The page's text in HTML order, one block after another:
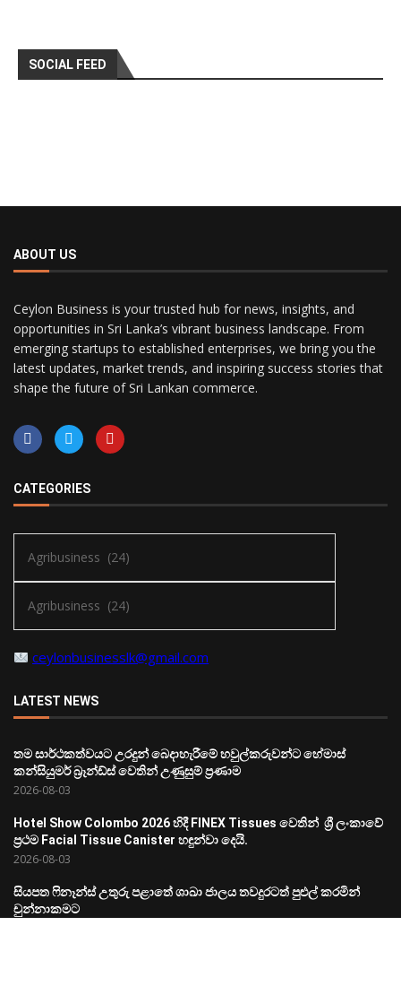
SOCIAL FEED
ABOUT US
Ceylon Business is your trusted hub for news, insights, and
opportunities in Sri Lanka’s vibrant business landscape. From
emerging startups to established enterprises, we bring you the
latest updates, market trends, and inspiring success stories that
shape the future of Sri Lankan commerce.
CATEGORIES
ceylonbusinesslk@gmail.com
LATEST NEWS
තම සාර්ථකත්වයට උරදුන් බෙදාහැරීමේ හවුල්කරුවන්ට හේමාස්
කන්සියුමර් බ්‍රෑන්ඩ්ස් වෙතින් උණුසුම් ප්‍රණාම
2026-08-03
Hotel Show Colombo 2026 හිදී FINEX Tissues වෙතින් ශ්‍රී ලංකාවේ
ප්‍රථම Facial Tissue Canister හඳුන්වා දෙයි.
2026-08-03
සියපත ෆිනෑන්ස් උතුරු පළාතේ ශාඛා ජාලය තවදුරටත් පුළුල් කරමින්
චුන්නාකමට